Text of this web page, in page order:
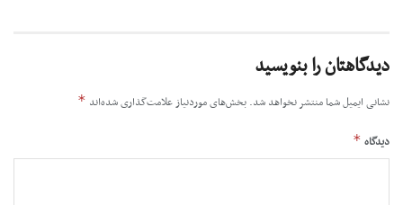
دیدگاهتان را بنویسید
نشانی ایمیل شما منتشر نخواهد شد. بخش‌های موردنیاز علامت‌گذاری شده‌اند *
دیدگاه *